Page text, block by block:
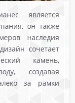
является
он также
наследия
сочетает
камень,
создавая
за рамки